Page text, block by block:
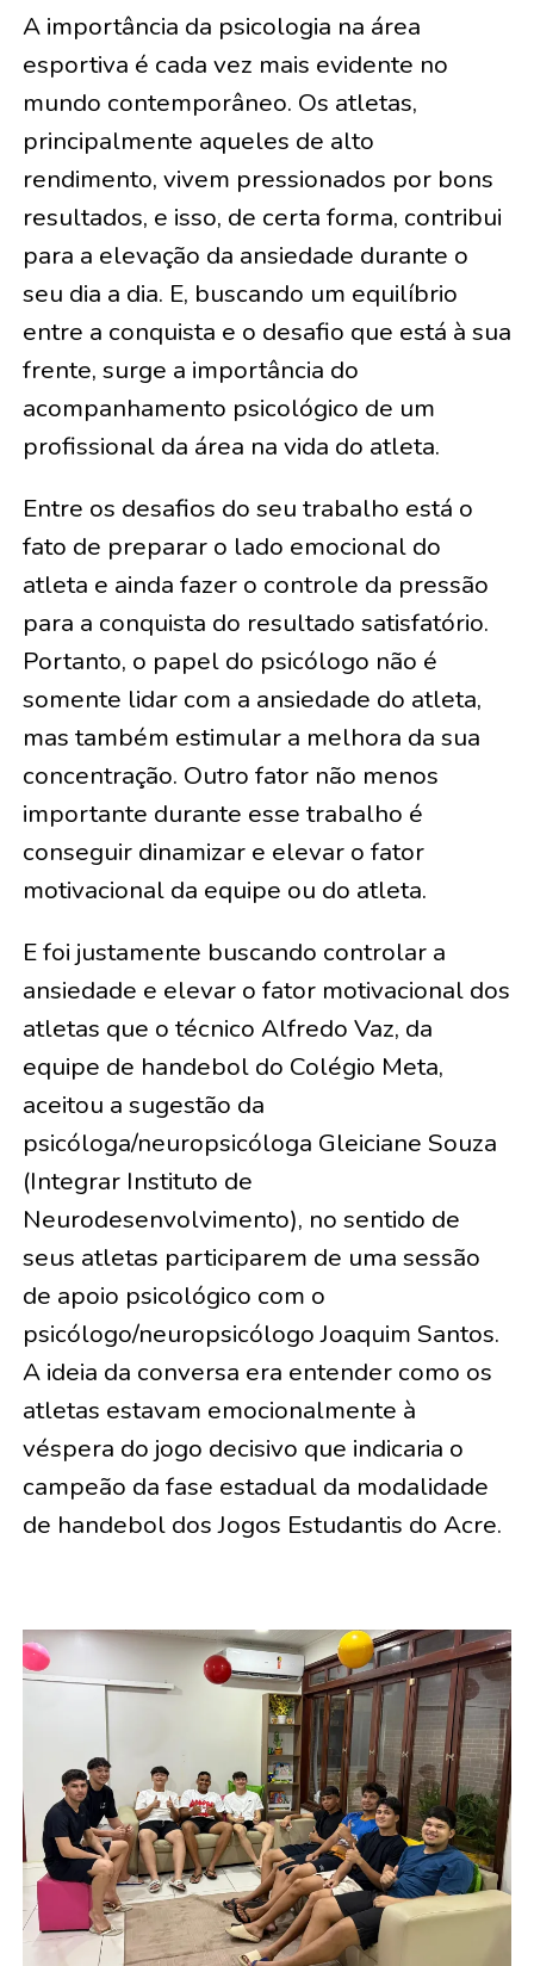
A importância da psicologia na área
esportiva é cada vez mais evidente no
mundo contemporâneo. Os atletas,
principalmente aqueles de alto
rendimento, vivem pressionados por bons
resultados, e isso, de certa forma, contribui
para a elevação da ansiedade durante o
seu dia a dia. E, buscando um equilíbrio
entre a conquista e o desafio que está à sua
frente, surge a importância do
acompanhamento psicológico de um
profissional da área na vida do atleta.
Entre os desafios do seu trabalho está o
fato de preparar o lado emocional do
atleta e ainda fazer o controle da pressão
para a conquista do resultado satisfatório.
Portanto, o papel do psicólogo não é
somente lidar com a ansiedade do atleta,
mas também estimular a melhora da sua
concentração. Outro fator não menos
importante durante esse trabalho é
conseguir dinamizar e elevar o fator
motivacional da equipe ou do atleta.
E foi justamente buscando controlar a
ansiedade e elevar o fator motivacional dos
atletas que o técnico Alfredo Vaz, da
equipe de handebol do Colégio Meta,
aceitou a sugestão da
psicóloga/neuropsicóloga Gleiciane Souza
(Integrar Instituto de
Neurodesenvolvimento), no sentido de
seus atletas participarem de uma sessão
de apoio psicológico com o
psicólogo/neuropsicólogo Joaquim Santos.
A ideia da conversa era entender como os
atletas estavam emocionalmente à
véspera do jogo decisivo que indicaria o
campeão da fase estadual da modalidade
de handebol dos Jogos Estudantis do Acre.